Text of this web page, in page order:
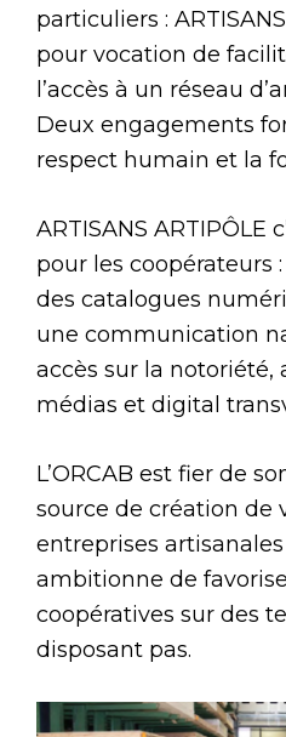
particuliers :
pour vocation de
l’accès à un réseau
Deux engagements
respect humain et la
ARTISANS ARTIPÔLE
pour les coopérateurs
des catalogues
une communication
accès sur la notoriété,
médias et digital
L’ORCAB est fier de
source de création de
entreprises
ambitionne de
coopératives sur des
disposant pas.